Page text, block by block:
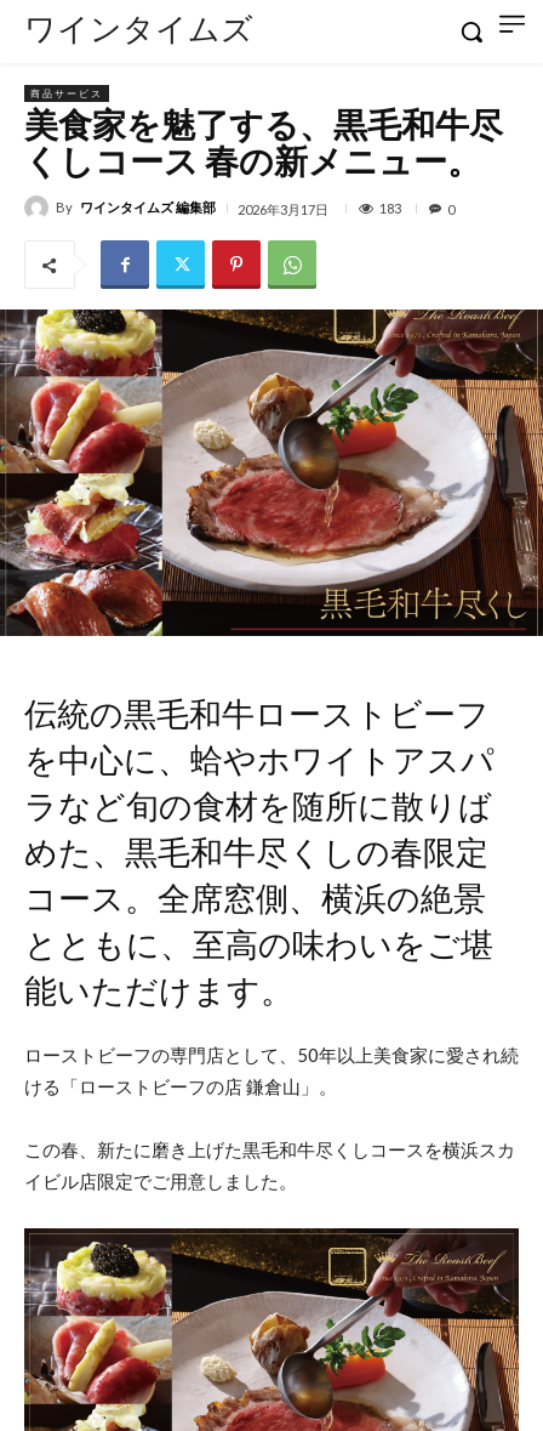
ワインタイムズ
商品サービス
美食家を魅了する、黒毛和牛尽
くしコース 春の新メニュー。
By ワインタイムズ 編集部 2026年3月17日 183 0
伝統の黒毛和牛ローストビーフ
を中心に、蛤やホワイトアスパ
ラなど旬の食材を随所に散りば
めた、黒毛和牛尽くしの春限定
コース。全席窓側、横浜の絶景
とともに、至高の味わいをご堪
能いただけます。
ローストビーフの専門店として、50年以上美食家に愛され続
ける「ローストビーフの店 鎌倉山」。
この春、新たに磨き上げた黒毛和牛尽くしコースを横浜スカ
イビル店限定でご用意しました。